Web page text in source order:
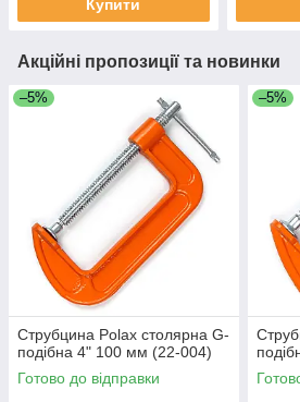
Купити
Акційні пропозиції та новинки
–5%
Струбцина Polax столярна G-
подібна 4" 100 мм (22-004)
Готово до відправки
–5%